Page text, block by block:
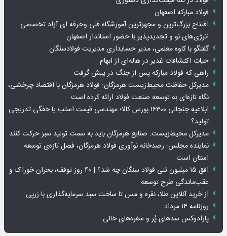
فولاد مبارکه اصفهان
افتتاح بزرگ‌ترین و مجهزترین آموزشگاه فنی وحرفه ای آزاد تخصصی
انرژی‌های نو و تجدیدپذیر با حضور استاندار اصفهان
گفتگو با کاوه معلمی، مدیر حسابداری مدیریت فولادسنگان
حیات اکتشافات غدیر در هاله‌ای از ابهام
راهی که فولاد مبارکه پس از جنگ در پیش گرفت
مدیرکل حفاظت محیط‌زیست هرمزگان: فولاد هرمزگان با اقتصاد چرخشی،
نگاه تازه‌ای به توسعه صنعت فولاد ارائه کرده است
ابلاغیه جنجالی ۱۶۳۰۰ بورس کالا؛ مهندسی قیمت اسلب یا خفگی تدریجی
تولید؟
مدیرکل محیط‌زیست: صنایع هرمزگان باید به سمت تولید سبز حرکت کنند
نماینده مجلس: رصدخانه نوآوری فولاد هرمزگان، فصل تازه‌ی توسعه
استان است
افق ۱۵ میلیون تنی فولاد سنگان چه شد؟ | ۴۰ روز توقف، بحران خوراک و
عقب‌ماندگی طرح توسعه
از خرید آنلاین طلا، نقره و مس تا ساخت سبد سرمایه‌گذاری با زرپی
روزنامه ۱۴ مرداد
پارادوکس سدهای پُر و سفره‌های خالی